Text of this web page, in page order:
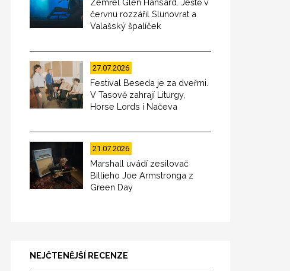
Zemřel Glen Hansard. Ještě v
červnu rozzářil Slunovrat a
Valašský špalíček
27.07.2026
Festival Beseda je za dveřmi.
V Tasově zahrají Liturgy,
Horse Lords i Načeva
21.07.2026
Marshall uvádí zesilovač
Billieho Joe Armstronga z
Green Day
NEJČTENĚJŠÍ RECENZE